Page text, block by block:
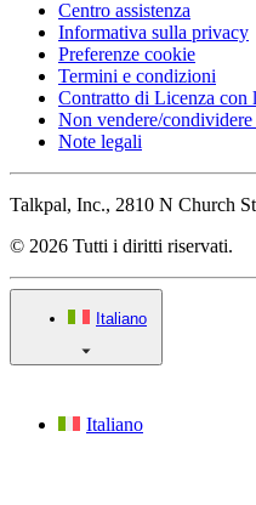
Centro assistenza
Informativa sulla privacy
Preferenze cookie
Termini e condizioni
Contratto di Licenza con
Non vendere/
Note legali
Talkpal, Inc., 2810 N Church
© 2026 Tutti i diritti riservati.
Italiano
Italiano